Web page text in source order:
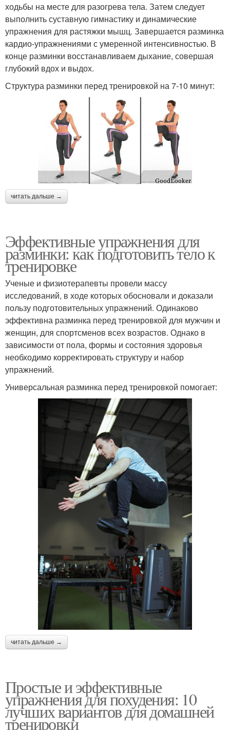
ходьбы на месте для разогрева тела. Затем следует
выполнить суставную гимнастику и динамические
упражнения для растяжки мышц. Завершается разминка
кардио-упражнениями с умеренной интенсивностью. В
конце разминки восстанавливаем дыхание, совершая
глубокий вдох и выдох.
Структура разминки перед тренировкой на 7-10 минут:
читать дальше →
Эффективные упражнения для
разминки: как подготовить тело к
тренировке
Ученые и физиотерапевты провели массу
исследований, в ходе которых обосновали и доказали
пользу подготовительных упражнений. Одинаково
эффективна разминка перед тренировкой для мужчин и
женщин, для спортсменов всех возрастов. Однако в
зависимости от пола, формы и состояния здоровья
необходимо корректировать структуру и набор
упражнений.
Универсальная разминка перед тренировкой помогает:
читать дальше →
Простые и эффективные
упражнения для похудения: 10
лучших вариантов для домашней
тренировки